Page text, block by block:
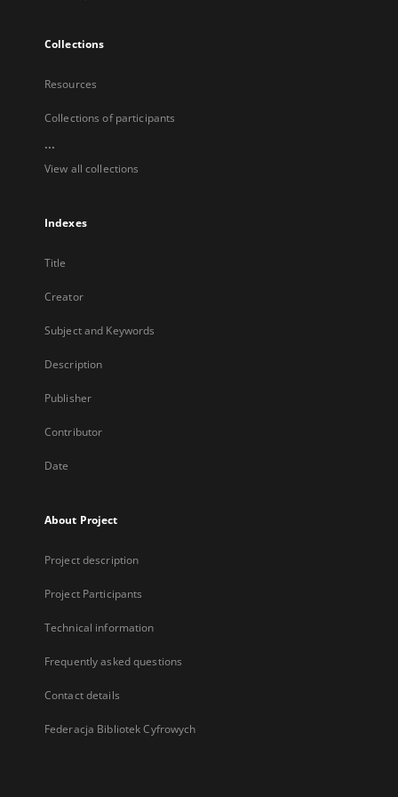
Collections
Resources
Collections of participants
...
View all collections
Indexes
Title
Creator
Subject and Keywords
Description
Publisher
Contributor
Date
About Project
Project description
Project Participants
Technical information
Frequently asked questions
Contact details
Federacja Bibliotek Cyfrowych